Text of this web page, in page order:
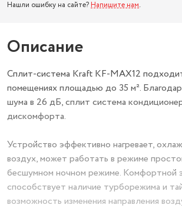
Нашли ошибку на сайте? Напишите нам.
Описание
Сплит-система Kraft KF-MAX12
помещениях площадью до 35 м².
шума в 26 дБ, сплит система
дискомфорта.
Устройство эффективно нагревает,
воздух, может работать в режиме
бесшумном ночном режиме. Комфортной
способствует наличие турборежима и
возможность изменения направления